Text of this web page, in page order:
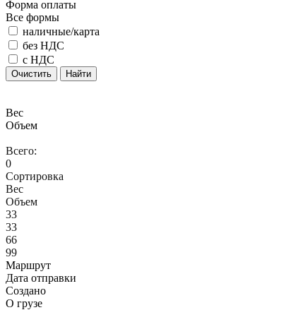
Форма оплаты
Все формы
наличные/карта
без НДС
с НДС
Очистить Найти
Вес
Объем
Всего:
0
Сортировка
Вес
Объем
33
33
66
99
Маршрут
Дата отправки
Создано
О грузе